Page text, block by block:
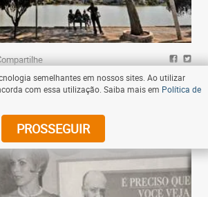
tremores em Sete Lagoas à
urbana
semelhantes em nossos sites. Ao utilizar
com essa utilização. Saiba mais em Política de
PROSSEGUIR